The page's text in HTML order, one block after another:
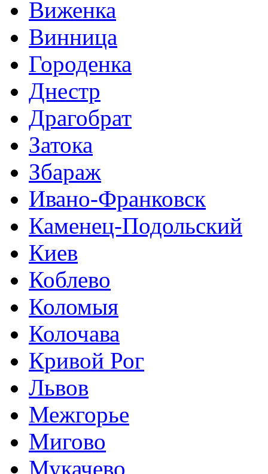
Виженка
Винница
Городенка
Днестр
Драгобрат
Затока
Збараж
Ивано-Франковск
Каменец-Подольский
Киев
Коблево
Коломыя
Колочава
Кривой Рог
Львов
Межгорье
Мигово
Мукачево